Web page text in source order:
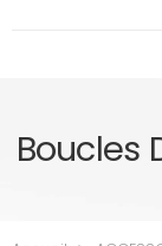
Boucles